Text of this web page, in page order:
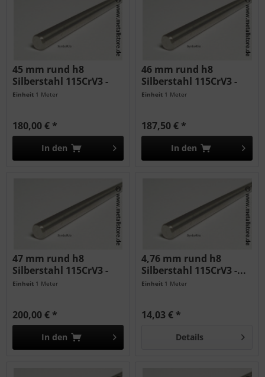
45 mm rund h8
Silberstahl 115CrV3 -
geschliffen...
Einheit 1 Meter
180,00 € *
In den
46 mm rund h8
Silberstahl 115CrV3 -
geschliffen...
Einheit 1 Meter
187,50 € *
In den
47 mm rund h8
Silberstahl 115CrV3 -
geschliffen...
Einheit 1 Meter
200,00 € *
In den
4,76 mm rund h8
Silberstahl 115CrV3 -...
Einheit 1 Meter
14,03 € *
Details